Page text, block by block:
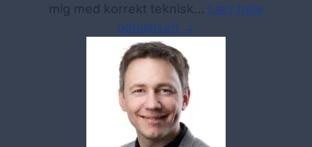
mig med korrekt teknisk… Læs hele
udtalelsen →